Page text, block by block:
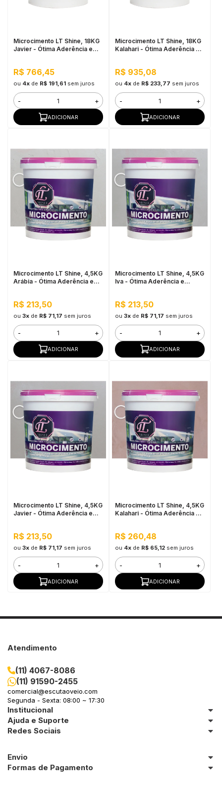
Microcimento LT Shine, 18KG
Javier - Ótima Aderência e
R$ 766,45
ou 4xde R$ 191,61 sem juros
- +
ADICIONAR
Microcimento LT Shine, 18KG
Kalahari - Ótima Aderência e
R$ 935,08
ou 4xde R$ 233,77 sem juros
- +
ADICIONAR
Microcimento LT Shine, 4,5KG
Arábia - Ótima Aderência e
R$ 213,50
ou 3xde R$ 71,17 sem juros
- +
ADICIONAR
Microcimento LT Shine, 4,5KG
Iva - Ótima Aderência e
R$ 213,50
ou 3xde R$ 71,17 sem juros
- +
ADICIONAR
Microcimento LT Shine, 4,5KG
Javier - Ótima Aderência e
R$ 213,50
ou 3xde R$ 71,17 sem juros
- +
ADICIONAR
Microcimento LT Shine, 4,5KG
Kalahari - Ótima Aderência e
R$ 260,48
ou 4xde R$ 65,12 sem juros
- +
ADICIONAR
Atendimento
(11) 4067-8086
(11) 91590-2455
comercial@escutaoveio.com
Segunda - Sexta: 08:00 ~ 17:30
Institucional
Ajuda e Suporte
Redes Sociais
Envio
Formas de Pagamento